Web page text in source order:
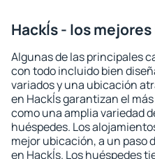
Hackĺs - los
Algunas de las principales
con todo incluido bien
variados y una ubicación
en Hackĺs garantizan el
como una amplia variedad
huéspedes. Los
mejor ubicación, a un paso
en Hackĺs. Los huéspedes